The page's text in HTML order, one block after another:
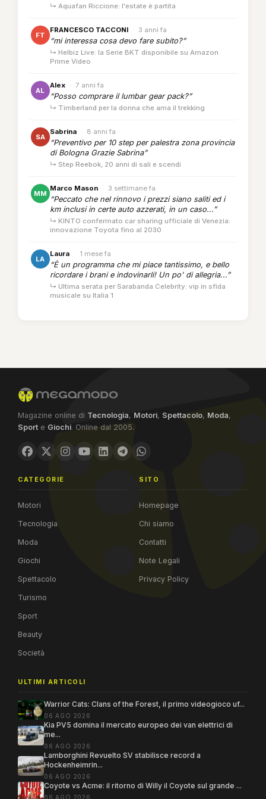
↳ Aquafan Riccione: l'estate è partita
FT
FRANCESCO TACCONI · 3 anni fa
“mi interessa cosa devo fare subito?”
↳ Helbiz Live: la Serie BKT disponibile su Amazon
Prime Video
AL
Alex · 7 anni fa
“Posso comprare il lumbar gear pack?”
↳ Timberland per la donna che ama il trekking
SA
Sabrina · 8 anni fa
“Preventivo per 10 step per palestra zona provincia
di Bologna Grazie Sabrina”
↳ Step Reebok, 20 anni di sali e scendi
MM
Marco Mason · 3 settimane fa
“Peccato che nel rinnovo i prezzi siano saliti ed i
km inclusi in certe auto azzerati, in un caso...”
↳ KINTO confermato car sharing ufficiale di Venezia:
innovazione Toyota fino al 2030
LA
Laura · 1 mese fa
“È un programma che mi piace tantissimo, e bello
ricordare i brani e indovinarli! Un po' di allegria...”
↳ Ultima serata per Sarabanda Celebrity: vip in sfida
musicale su Italia 1
Magazine online di Tecnologia, Motori, Spettacolo, Moda,
Sport e Giochi. Online dal 2005.
CATEGORIE
Motori
Tecnologia
Moda
Giochi
Spettacolo
Turismo
Sport
Beauty
Società
SITO
Homepage
Chi siamo
Contatti
Note Legali
Privacy Policy
ULTIMI ARTICOLI
Warrior Cats: Clans of the Forest, il primo videogioco uf...
06 AGO 2026
Kia PV5 domina il mercato europeo dei van elettrici di
me...
06 AGO 2026
Lamborghini Revuelto SV stabilisce record a
Hockenheimrin...
06 AGO 2026
Coyote vs Acme: il ritorno di Willy il Coyote sul grande ...
06 AGO 2026